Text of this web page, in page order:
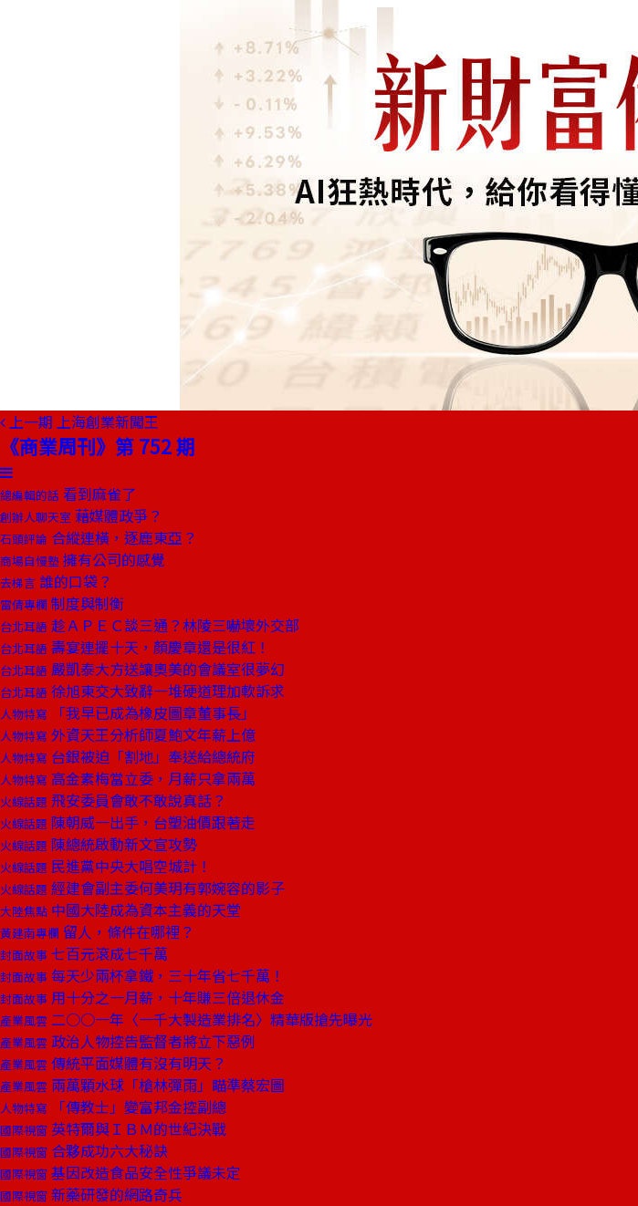
上一期 上海創業新闖王
《商業周刊》第 752 期
總編輯的話 看到麻雀了
創辦人聊天室 藉媒體政爭？
石頭評論 合縱連橫，逐鹿東亞？
商場自慢塾 擁有公司的感覺
去梯言 誰的口袋？
雷倩專欄 制度與制衡
台北耳語 趁ＡＰＥＣ談三通？林陵三嚇壞外交部
台北耳語 壽宴連擺十天，顏慶章還是很紅！
台北耳語 嚴凱泰大方送讓奧美的會議室很夢幻
台北耳語 徐旭東交大致辭一堆硬道理加軟訴求
人物特寫 「我早已成為橡皮圖章董事長」
人物特寫 外資天王分析師夏鮑文年薪上億
人物特寫 台銀被迫「割地」奉送給總統府
人物特寫 高金素梅當立委，月薪只拿兩萬
火線話題 飛安委員會敢不敢說真話？
火線話題 陳朝威一出手，台塑油價跟著走
火線話題 陳總統啟動新文宣攻勢
火線話題 民進黨中央大唱空城計！
火線話題 經建會副主委何美玥有郭婉容的影子
大陸焦點 中國大陸成為資本主義的天堂
黃建南專欄 留人，條件在哪裡？
封面故事 七百元滾成七千萬
封面故事 每天少兩杯拿鐵，三十年省七千萬！
封面故事 用十分之一月薪，十年賺三倍退休金
產業風雲 二○○一年〈一千大製造業排名〉精華版搶先曝光
產業風雲 政治人物控告監督者將立下惡例
產業風雲 傳統平面媒體有沒有明天？
產業風雲 兩萬顆水球「槍林彈雨」瞄準蔡宏圖
人物特寫 「傳教士」變富邦金控副總
國際視窗 英特爾與ＩＢＭ的世紀決戰
國際視窗 合夥成功六大秘訣
國際視窗 基因改造食品安全性爭議未定
國際視窗 新藥研發的網路奇兵